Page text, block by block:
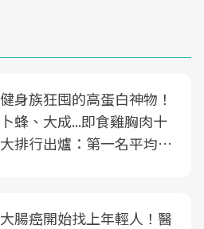
健身族狂囤的高蛋白神物！
卜蜂、大成...即食雞胸肉十
大排行出爐：第一名平均一
大腸癌開始找上年輕人！醫